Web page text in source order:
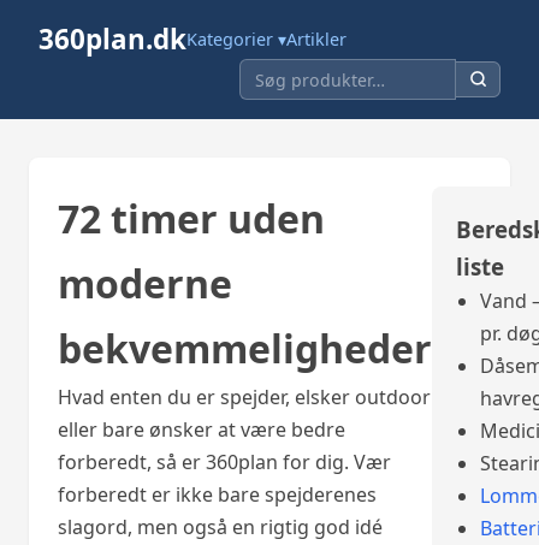
360plan.dkKategorier ▾Artikler
72 timer uden
moderne
bekvemmeligheder
Hvad enten du er spejder, elsker outdoor
eller bare ønsker at være bedre
forberedt, så er 360plan for dig. Vær
forberedt er ikke bare spejderenes
slagord, men også en rigtig god idé
liste
Vand
pr.